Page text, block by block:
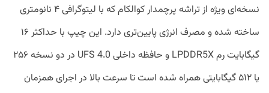
نسخه‌ای ویژه از تراشه پرچمدار کوالکام که با لیتوگرافی ۴ نانومتری
ساخته شده و مصرف انرژی پایین‌تری دارد. این چیپ با حداکثر ۱۶
گیگابایت رم LPDDR5X و حافظه داخلی UFS 4.0 در دو نسخه ۲۵۶
یا ۵۱۲ گیگابایتی همراه شده است تا سرعت بالا در اجرای همزمان